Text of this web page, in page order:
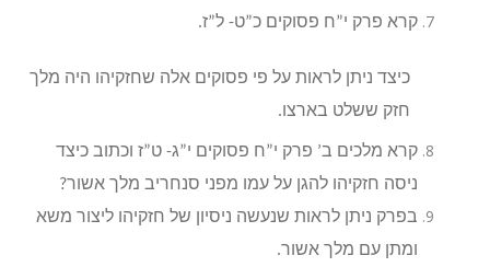
קרא פרק י”ח פסוקים כ”ט- ל”ז.
כיצד ניתן לראות על פי פסוקים אלה שחזקיהו היה מלך
חזק ששלט בארצו.
קרא מלכים ב’ פרק י”ח פסוקים י”ג- ט”ז וכתוב כיצד
ניסה חזקיהו להגן על עמו מפני סנחריב מלך אשור?
בפרק ניתן לראות שנעשה ניסיון של חזקיהו ליצור משא
ומתן עם מלך אשור.